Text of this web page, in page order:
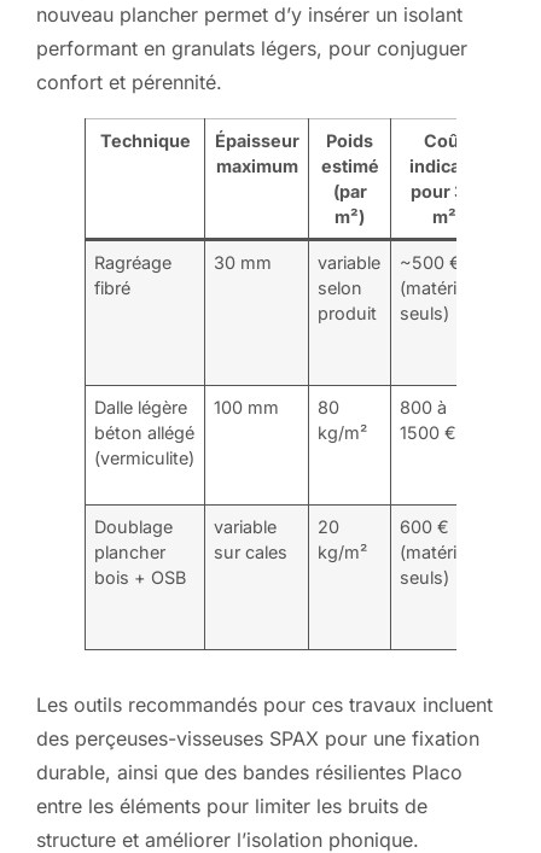
nouveau plancher permet d’y insérer un isolant
performant en granulats légers, pour conjuguer
confort et pérennité.
Technique
Épaisseur
maximum
Poids
estimé
(par
m²)
Coût
indicatif
pour 30
m²
Ragréage
fibré
30 mm
variable
selon
produit
~500 €
(matériaux
seuls)
Dalle légère
béton allégé
(vermiculite)
100 mm
80
kg/m²
800 à
1500 €
Doublage
plancher
bois + OSB
variable
sur cales
20
kg/m²
600 €
(matériaux
seuls)
Les outils recommandés pour ces travaux incluent
des perçeuses-visseuses SPAX pour une fixation
durable, ainsi que des bandes résilientes Placo
entre les éléments pour limiter les bruits de
structure et améliorer l’isolation phonique.